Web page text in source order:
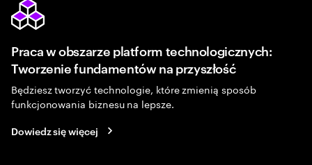
Praca w obszarze platform technologicznych:
Tworzenie fundamentów na przyszłość
Będziesz tworzyć technologie, które zmienią sposób
funkcjonowania biznesu na lepsze.
Dowiedz się więcej